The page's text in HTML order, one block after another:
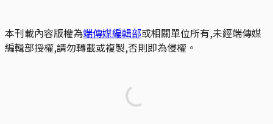
本刊載內容版權為端傳媒編輯部或相關單位所有,未經端傳媒
編輯部授權,請勿轉載或複製,否則即為侵權。